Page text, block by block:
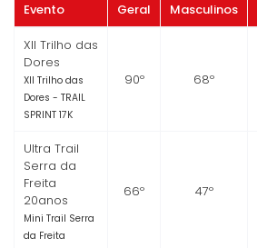
Evento Geral Masculinos
XII Trilho das
Dores
XII Trilho das
Dores - TRAIL
SPRINT 17K
90º 68º
Ultra Trail
Serra da
Freita
20anos
Mini Trail Serra
da Freita
66º 47º